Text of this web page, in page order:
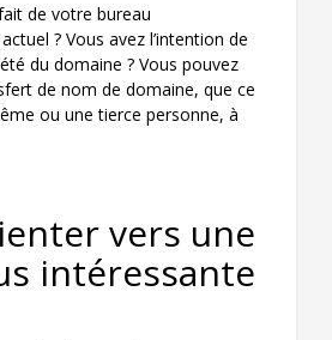
de votre bureau
? Vous avez l’intention de
du domaine ? Vous pouvez
de nom de domaine, que ce
ou une tierce personne, à
vers une
intéressante